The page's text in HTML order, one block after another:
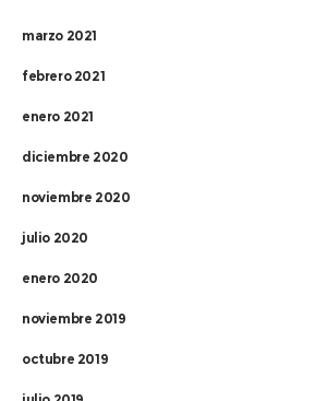
marzo 2021
febrero 2021
enero 2021
diciembre 2020
noviembre 2020
julio 2020
enero 2020
noviembre 2019
octubre 2019